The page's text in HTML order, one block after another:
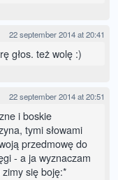
22 september 2014 at 20:41
głos. też wolę :)
22 september 2014 at 20:51
i boskie
tymi słowami
przedmowę do
- a ja wyznaczam
się boję:*